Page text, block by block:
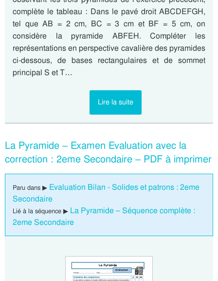
complète le tableau : Dans le pavé droit ABCDEFGH,
tel que AB = 2 cm, BC = 3 cm et BF = 5 cm, on
considère la pyramide ABFEH. Compléter les
représentations en perspective cavalière des pyramides
ci-dessous, de bases rectangulaires et de sommet
principal S et T…
Lire la suite
La Pyramide – Examen Evaluation avec la
correction : 2eme Secondaire – PDF à imprimer
Paru dans ▶ Evaluation Bilan - Solides et patrons : 2eme
Secondaire
Lié à la séquence ▶ La Pyramide – Séquence complète :
2eme Secondaire